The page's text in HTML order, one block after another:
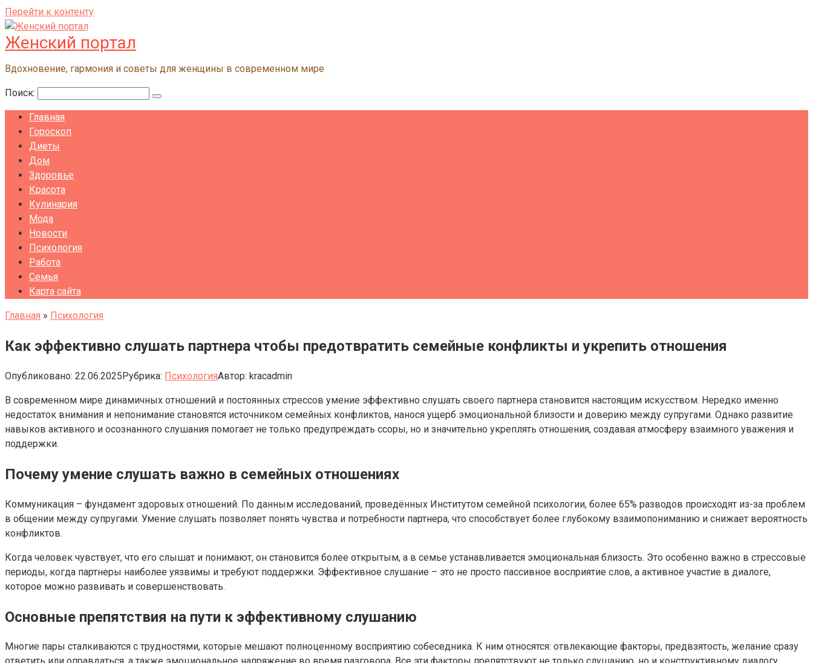
Перейти к контенту
Женский портал
Вдохновение, гармония и советы для женщины в современном мире
Поиск:
Главная
Гороскоп
Диеты
Дом
Здоровье
Красота
Кулинария
Мода
Новости
Психология
Работа
Семья
Карта сайта
Главная » Психология
Как эффективно слушать партнера чтобы предотвратить семейные конфликты и укрепить отношения
Опубликовано: 22.06.2025Рубрика: ПсихологияАвтор: kracadmin
В современном мире динамичных отношений и постоянных стрессов умение эффективно слушать своего партнера становится настоящим искусством. Нередко именно
недостаток внимания и непонимание становятся источником семейных конфликтов, нанося ущерб эмоциональной близости и доверию между супругами. Однако развитие
навыков активного и осознанного слушания помогает не только предупреждать ссоры, но и значительно укреплять отношения, создавая атмосферу взаимного уважения и
поддержки.
Почему умение слушать важно в семейных отношениях
Коммуникация – фундамент здоровых отношений. По данным исследований, проведённых Институтом семейной психологии, более 65% разводов происходят из-за проблем
в общении между супругами. Умение слушать позволяет понять чувства и потребности партнера, что способствует более глубокому взаимопониманию и снижает вероятность
конфликтов.
Когда человек чувствует, что его слышат и понимают, он становится более открытым, а в семье устанавливается эмоциональная близость. Это особенно важно в стрессовые
периоды, когда партнеры наиболее уязвимы и требуют поддержки. Эффективное слушание – это не просто пассивное восприятие слов, а активное участие в диалоге,
которое можно развивать и совершенствовать.
Основные препятствия на пути к эффективному слушанию
Многие пары сталкиваются с трудностями, которые мешают полноценному восприятию собеседника. К ним относятся: отвлекающие факторы, предвзятость, желание сразу